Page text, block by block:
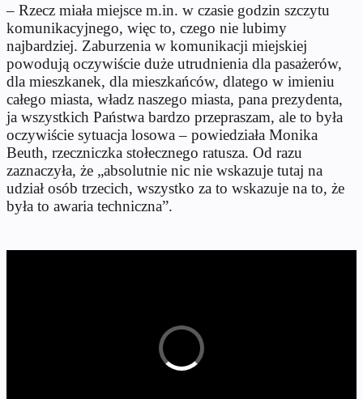
– Rzecz miała miejsce m.in. w czasie godzin szczytu
komunikacyjnego, więc to, czego nie lubimy
najbardziej. Zaburzenia w komunikacji miejskiej
powodują oczywiście duże utrudnienia dla pasażerów,
dla mieszkanek, dla mieszkańców, dlatego w imieniu
całego miasta, władz naszego miasta, pana prezydenta,
ja wszystkich Państwa bardzo przepraszam, ale to była
oczywiście sytuacja losowa – powiedziała Monika
Beuth, rzeczniczka stołecznego ratusza. Od razu
zaznaczyła, że „absolutnie nic nie wskazuje tutaj na
udział osób trzecich, wszystko za to wskazuje na to, że
była to awaria techniczna”.